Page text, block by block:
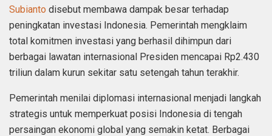
Subianto disebut membawa dampak besar terhadap
peningkatan investasi Indonesia. Pemerintah mengklaim
total komitmen investasi yang berhasil dihimpun dari
berbagai lawatan internasional Presiden mencapai Rp2.430
triliun dalam kurun sekitar satu setengah tahun terakhir.
Pemerintah menilai diplomasi internasional menjadi langkah
strategis untuk memperkuat posisi Indonesia di tengah
persaingan ekonomi global yang semakin ketat. Berbagai